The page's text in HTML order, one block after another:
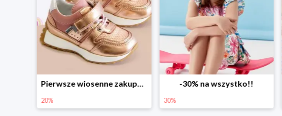
Pierwsze wiosenne zakupy -20%
20%
-30% na wszystko!!
30%